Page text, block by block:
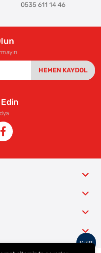
0535 611 14 46
HEMEN KAYDOL